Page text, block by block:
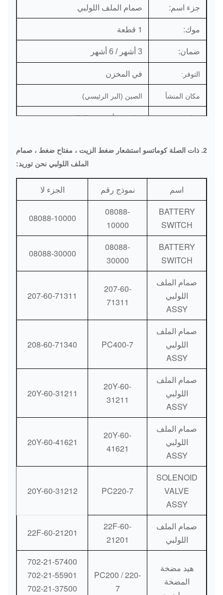
جزء اسم:
صمام الملف اللولبي
موك:
1 قطعة
ضمان: 3 أشهر / 6 أشهر
التوفر: في المخزن
مكان المنشأ الصين (البر الرئيسي)
ميناء: قوانغتشو أو حسب الطلب
طرق التوصيل:
إس / الشحن الجوي / الشحن البحري
2. ذات الصلة كوماتسو استشعار ضغط الزيت ، مفتاح ضغط ، صمام
الملف اللولبي نحن توريد:
اسم نموذج رقم
الجزء لا
BATTERY
SWITCH
08088-
10000
08088-10000
BATTERY
SWITCH
08088-
30000
08088-30000
صمام الملف
اللولبي
ASSY
207-60-
71311
207-60-71311
صمام الملف
اللولبي
ASSY
PC400-7
208-60-71340
صمام الملف
اللولبي
ASSY
20Y-60-
31211
20Y-60-31211
صمام الملف
اللولبي
ASSY
20Y-60-
41621
20Y-60-41621
SOLENOID
VALVE
ASSY
PC220-7
20Y-60-31212
صمام الملف
اللولبي
22F-60-
21201
22F-60-21201
هيد مضخة
المضخة
PC200 / 220-
7
702-21-57400
702-21-55901
702-21-37500